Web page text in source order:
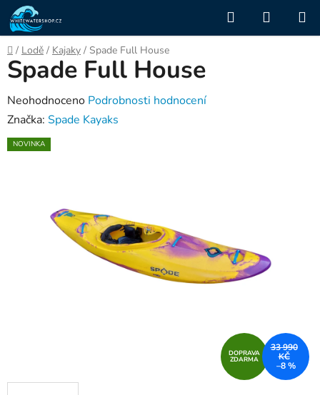
Přejít
na
obsah
Hledat
KOŠÍK
Domů
/ Lodě / Kajaky / Spade Full House
Spade Full House
Průměrné
hodnocení
produktu
Neohodnoceno Podrobnosti hodnocení
Značka: Spade Kayaks
NOVINKA
DOPRAVA
ZDARMA
33 990
KČ
–8 %